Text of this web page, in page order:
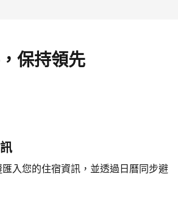
保持領先
入您的住宿資訊，並透過日曆同步避